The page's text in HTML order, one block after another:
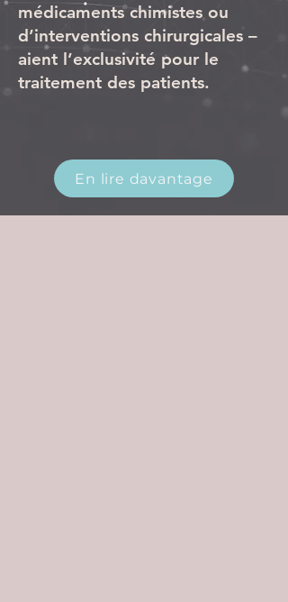
médicaments chimistes ou
d’interventions chirurgicales –
aient l’exclusivité pour le
traitement des patients.
En lire davantage